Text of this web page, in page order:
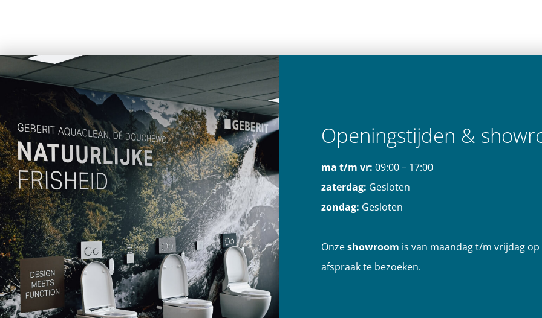
Openingstijden &
ma t/m vr: 09:00 – 17:00
zaterdag: Gesloten
zondag: Gesloten
Onzeshowroom is van maandag t/m vrijdag op
afspraak te bezoeken.